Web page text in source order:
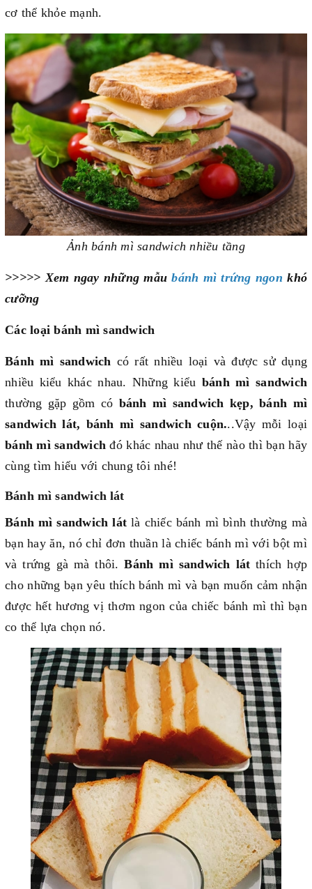
cơ thể khỏe mạnh.
Ảnh bánh mì sandwich nhiều tầng
>>>>> Xem ngay những mẫubánh mì trứng ngonkhó
cưỡng
Các loại bánh mì sandwich
Bánh mì sandwich có rất nhiều loại và được sử dụng
nhiều kiểu khác nhau. Những kiểu bánh mì sandwich
thường gặp gồm có bánh mì sandwich kẹp, bánh mì
sandwich lát, bánh mì sandwich cuộn...Vậy mỗi loại
bánh mì sandwich đó khác nhau như thế nào thì bạn hãy
cùng tìm hiểu với chung tôi nhé!
Bánh mì sandwich lát
Bánh mì sandwich lát là chiếc bánh mì bình thường mà
bạn hay ăn, nó chỉ đơn thuần là chiếc bánh mì với bột mì
và trứng gà mà thôi.Bánh mì sandwich lát thích hợp
cho những bạn yêu thích bánh mì và bạn muốn cảm nhận
được hết hương vị thơm ngon của chiếc bánh mì thì bạn
co thể lựa chọn nó.